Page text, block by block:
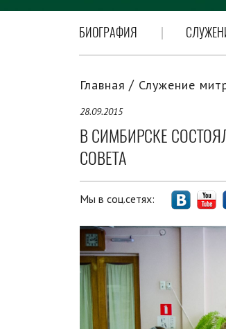
БИОГРАФИЯ
Главная Служение
28.09.2015
В СИМБИРСКЕ
СОВЕТА
Мы в соц.сетях: